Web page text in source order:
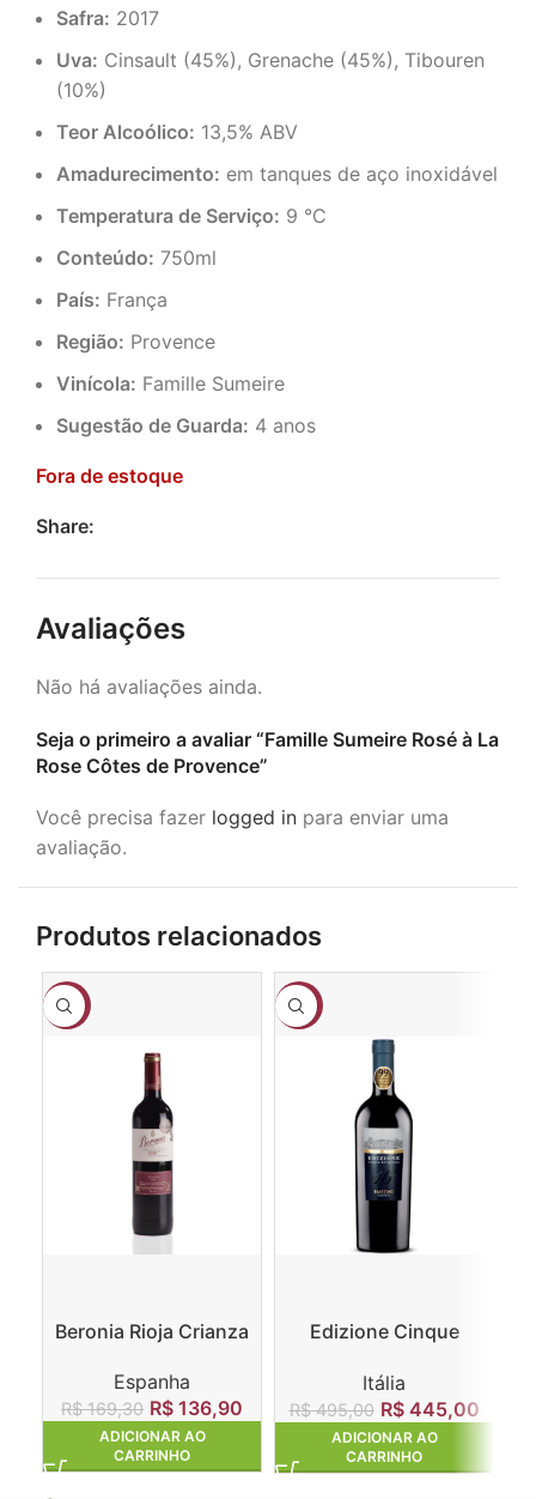
Safra: 2017
Uva: Cinsault (45%), Grenache (45%), Tibouren
(10%)
Teor Alcoólico: 13,5% ABV
Amadurecimento: em tanques de aço inoxidável
Temperatura de Serviço: 9 °C
Conteúdo: 750ml
País: França
Região: Provence
Vinícola: Famille Sumeire
Sugestão de Guarda: 4 anos
Fora de estoque
Share:
Avaliações
Não há avaliações ainda.
Seja o primeiro a avaliar “Famille Sumeire Rosé à La
Rose Côtes de Provence”
Você precisa fazer logged in para enviar uma
avaliação.
Produtos relacionados
-19%
Beronia Rioja Crianza
Espanha
R$169,30 R$ 136,90
ADICIONAR AO
CARRINHO
-10%
Edizione Cinque
Itália
R$495,00 R$445,00
ADICIONAR AO
CARRINHO